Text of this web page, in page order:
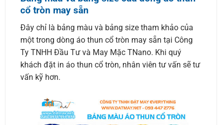
cổ tròn may sẵn
Đây chỉ là bảng màu và bảng size tham khảo của
một trong dòng áo thun cổ tròn may sẵn tại Công
Ty TNHH Đầu Tư và May Mặc TNano. Khi quý
khách đặt in áo thun cổ tròn, nhân viên tư vấn sẽ tư
vấn kỹ hơn.